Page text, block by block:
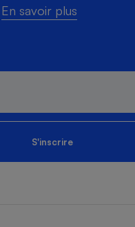
En savoir plus
S'inscrire